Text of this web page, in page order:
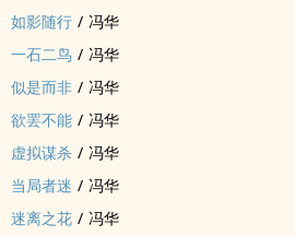
如影随行 / 冯华
一石二鸟 / 冯华
似是而非 / 冯华
欲罢不能 / 冯华
虚拟谋杀 / 冯华
当局者迷 / 冯华
迷离之花 / 冯华